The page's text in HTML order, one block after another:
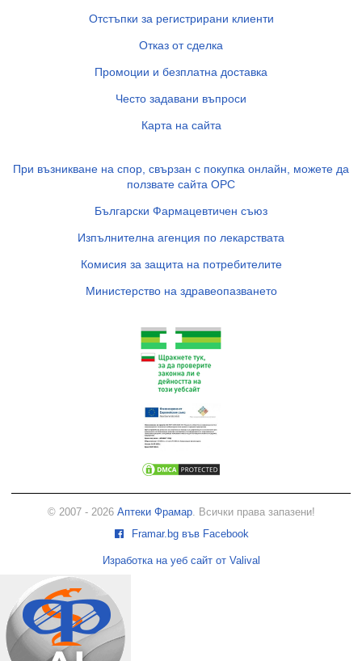
Отстъпки за регистрирани клиенти
Отказ от сделка
Промоции и безплатна доставка
Често задавани въпроси
Карта на сайта
При възникване на спор, свързан с покупка онлайн, можете да
ползвате сайта ОРС
Български Фармацевтичен съюз
Изпълнителна агенция по лекарствата
Комисия за защита на потребителите
Министерство на здравеопазването
© 2007 - 2026 Аптеки Фрамар. Всички права запазени!
Framar.bg във Facebook
Изработка на уеб сайт от Valival